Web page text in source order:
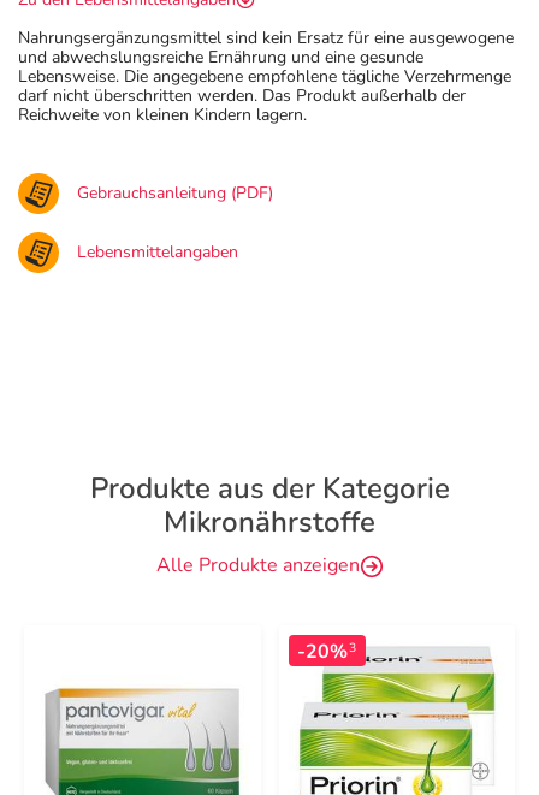
Nahrungsergänzungsmittel sind kein Ersatz für eine ausgewogene
und abwechslungsreiche Ernährung und eine gesunde
Lebensweise. Die angegebene empfohlene tägliche Verzehrmenge
darf nicht überschritten werden. Das Produkt außerhalb der
Reichweite von kleinen Kindern lagern.
Gebrauchsanleitung (PDF)
Lebensmittelangaben
Produkte aus der Kategorie
Mikronährstoffe
Alle Produkte anzeigen
-20%3